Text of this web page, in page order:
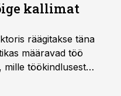
kallimat
räägitakse täna
määravad töö
mille töökindlusest